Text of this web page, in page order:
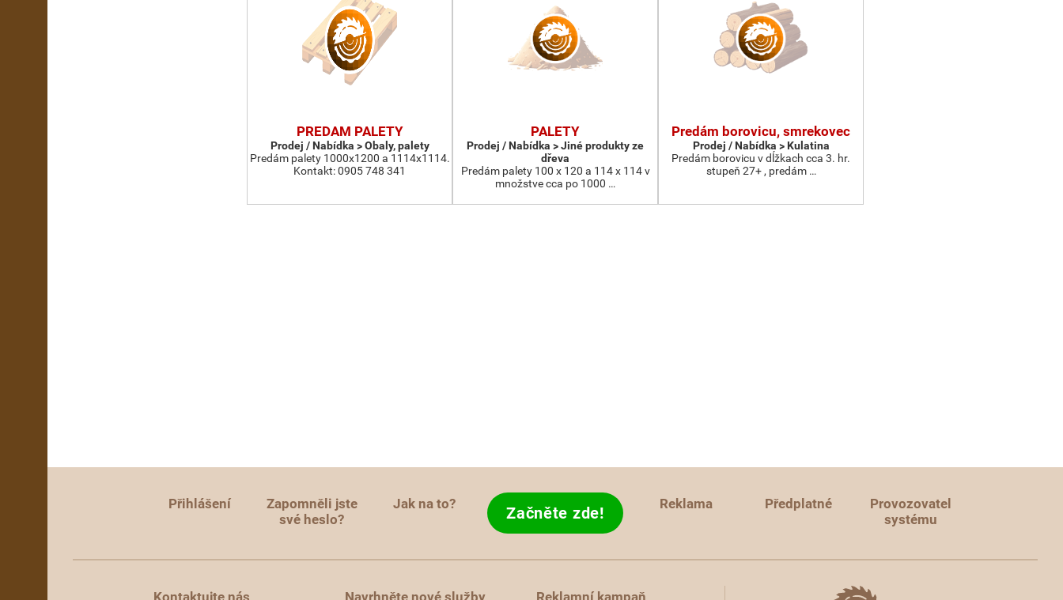
PREDAM PALETY
Prodej / Nabídka > Obaly, palety
Predám palety 1000x1200 a 1114x1114.
Kontakt: 0905 748 341
PALETY
Prodej / Nabídka > Jiné produkty ze
dřeva
Predám palety 100 x 120 a 114 x 114 v
množstve cca po 1000 …
Predám borovicu, smrekovec
Prodej / Nabídka > Kulatina
Predám borovicu v dĺžkach cca 3. hr.
stupeň 27+ , predám …
Přihlášení
Zapomněli jste
své heslo?
Jak na to? Začněte zde! Reklama Předplatné
Provozovatel
systému
Kontaktujte nás Navrhněte nové služby Reklamní kampaň